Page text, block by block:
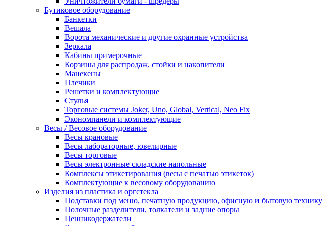
Бутиковое оборудование
Банкетки
Вешала
Ворота механические и другие охранные устройства
Зеркала
Кабины примерочные
Корзины для распродаж, стойки и накопители
Манекены
Плечики
Решетки и комплектующие
Стулья
Торговые системы Joker, Uno, Global, Vertical, Neo Fix
Экономпанели и комплектующие
Весы / Весовое оборудование
Весы крановые
Весы лабораторные, ювелирные
Весы торговые
Весы электронные складские напольные
Комплексы этикетирования (весы с печатью этикеток)
Комплектующие к весовому оборудованию
Изделия из пластика и оргстекла
Подставки под меню, печатную продукцию, офисную и бытовую технику
Полочные разделители, толкатели и задние опоры
Ценникодержатели